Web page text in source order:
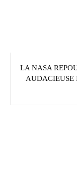
LA NASA
AUDACIEUSE